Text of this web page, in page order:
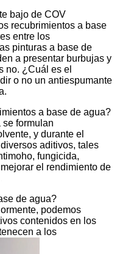
bajo de COV
recubrimientos a base
entre los
pinturas a base de
a presentar burbujas y
no. ¿Cuál es el
o no un antiespumante
a base de agua?
se formulan
y durante el
aditivos, tales
fungicida,
el rendimiento de
de agua?
podemos
contenidos en los
a los